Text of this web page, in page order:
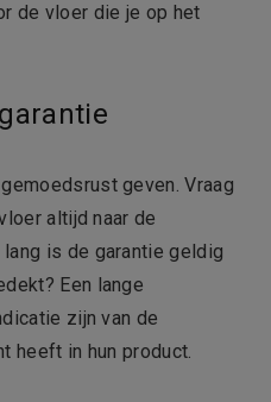
de vloer die je op het
geven. Vraag
altijd naar de
is de garantie geldig
Een lange
zijn van de
heeft in hun product.